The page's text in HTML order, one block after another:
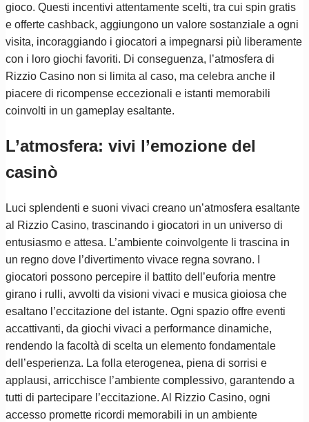
gioco. Questi incentivi attentamente scelti, tra cui spin gratis
e offerte cashback, aggiungono un valore sostanziale a ogni
visita, incoraggiando i giocatori a impegnarsi più liberamente
con i loro giochi favoriti. Di conseguenza, l’atmosfera di
Rizzio Casino non si limita al caso, ma celebra anche il
piacere di ricompense eccezionali e istanti memorabili
coinvolti in un gameplay esaltante.
L’atmosfera: vivi l’emozione del
casinò
Luci splendenti e suoni vivaci creano un’atmosfera esaltante
al Rizzio Casino, trascinando i giocatori in un universo di
entusiasmo e attesa. L’ambiente coinvolgente li trascina in
un regno dove l’divertimento vivace regna sovrano. I
giocatori possono percepire il battito dell’euforia mentre
girano i rulli, avvolti da visioni vivaci e musica gioiosa che
esaltano l’eccitazione del istante. Ogni spazio offre eventi
accattivanti, da giochi vivaci a performance dinamiche,
rendendo la facoltà di scelta un elemento fondamentale
dell’esperienza. La folla eterogenea, piena di sorrisi e
applausi, arricchisce l’ambiente complessivo, garantendo a
tutti di partecipare l’eccitazione. Al Rizzio Casino, ogni
accesso promette ricordi memorabili in un ambiente